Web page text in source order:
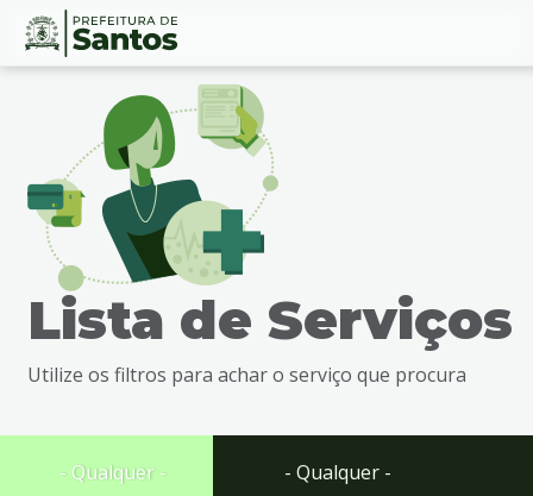
Ir
busca
Ir
Conteúdo
Lista de Serviços
Utilize os filtros para achar o serviço que procura
- Qualquer - - Qualquer -